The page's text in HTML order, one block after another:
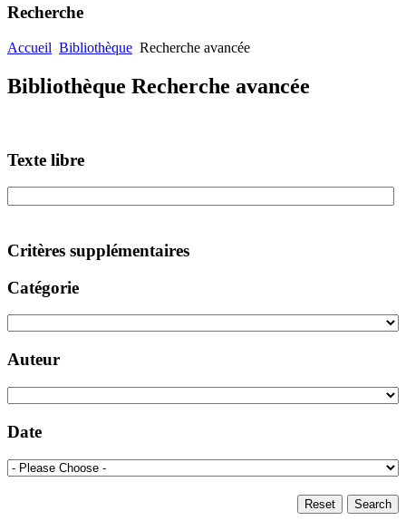
Recherche
Accueil Bibliothèque Recherche avancée
Bibliothèque Recherche avancée
Texte libre
Critères supplémentaires
Catégorie
Auteur
Date
Search
Reset